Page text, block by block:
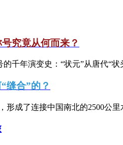
究竟从何而来？
千年演变史：“状元”从唐代“状
缝合”的？
成了连接中国南北的2500公里